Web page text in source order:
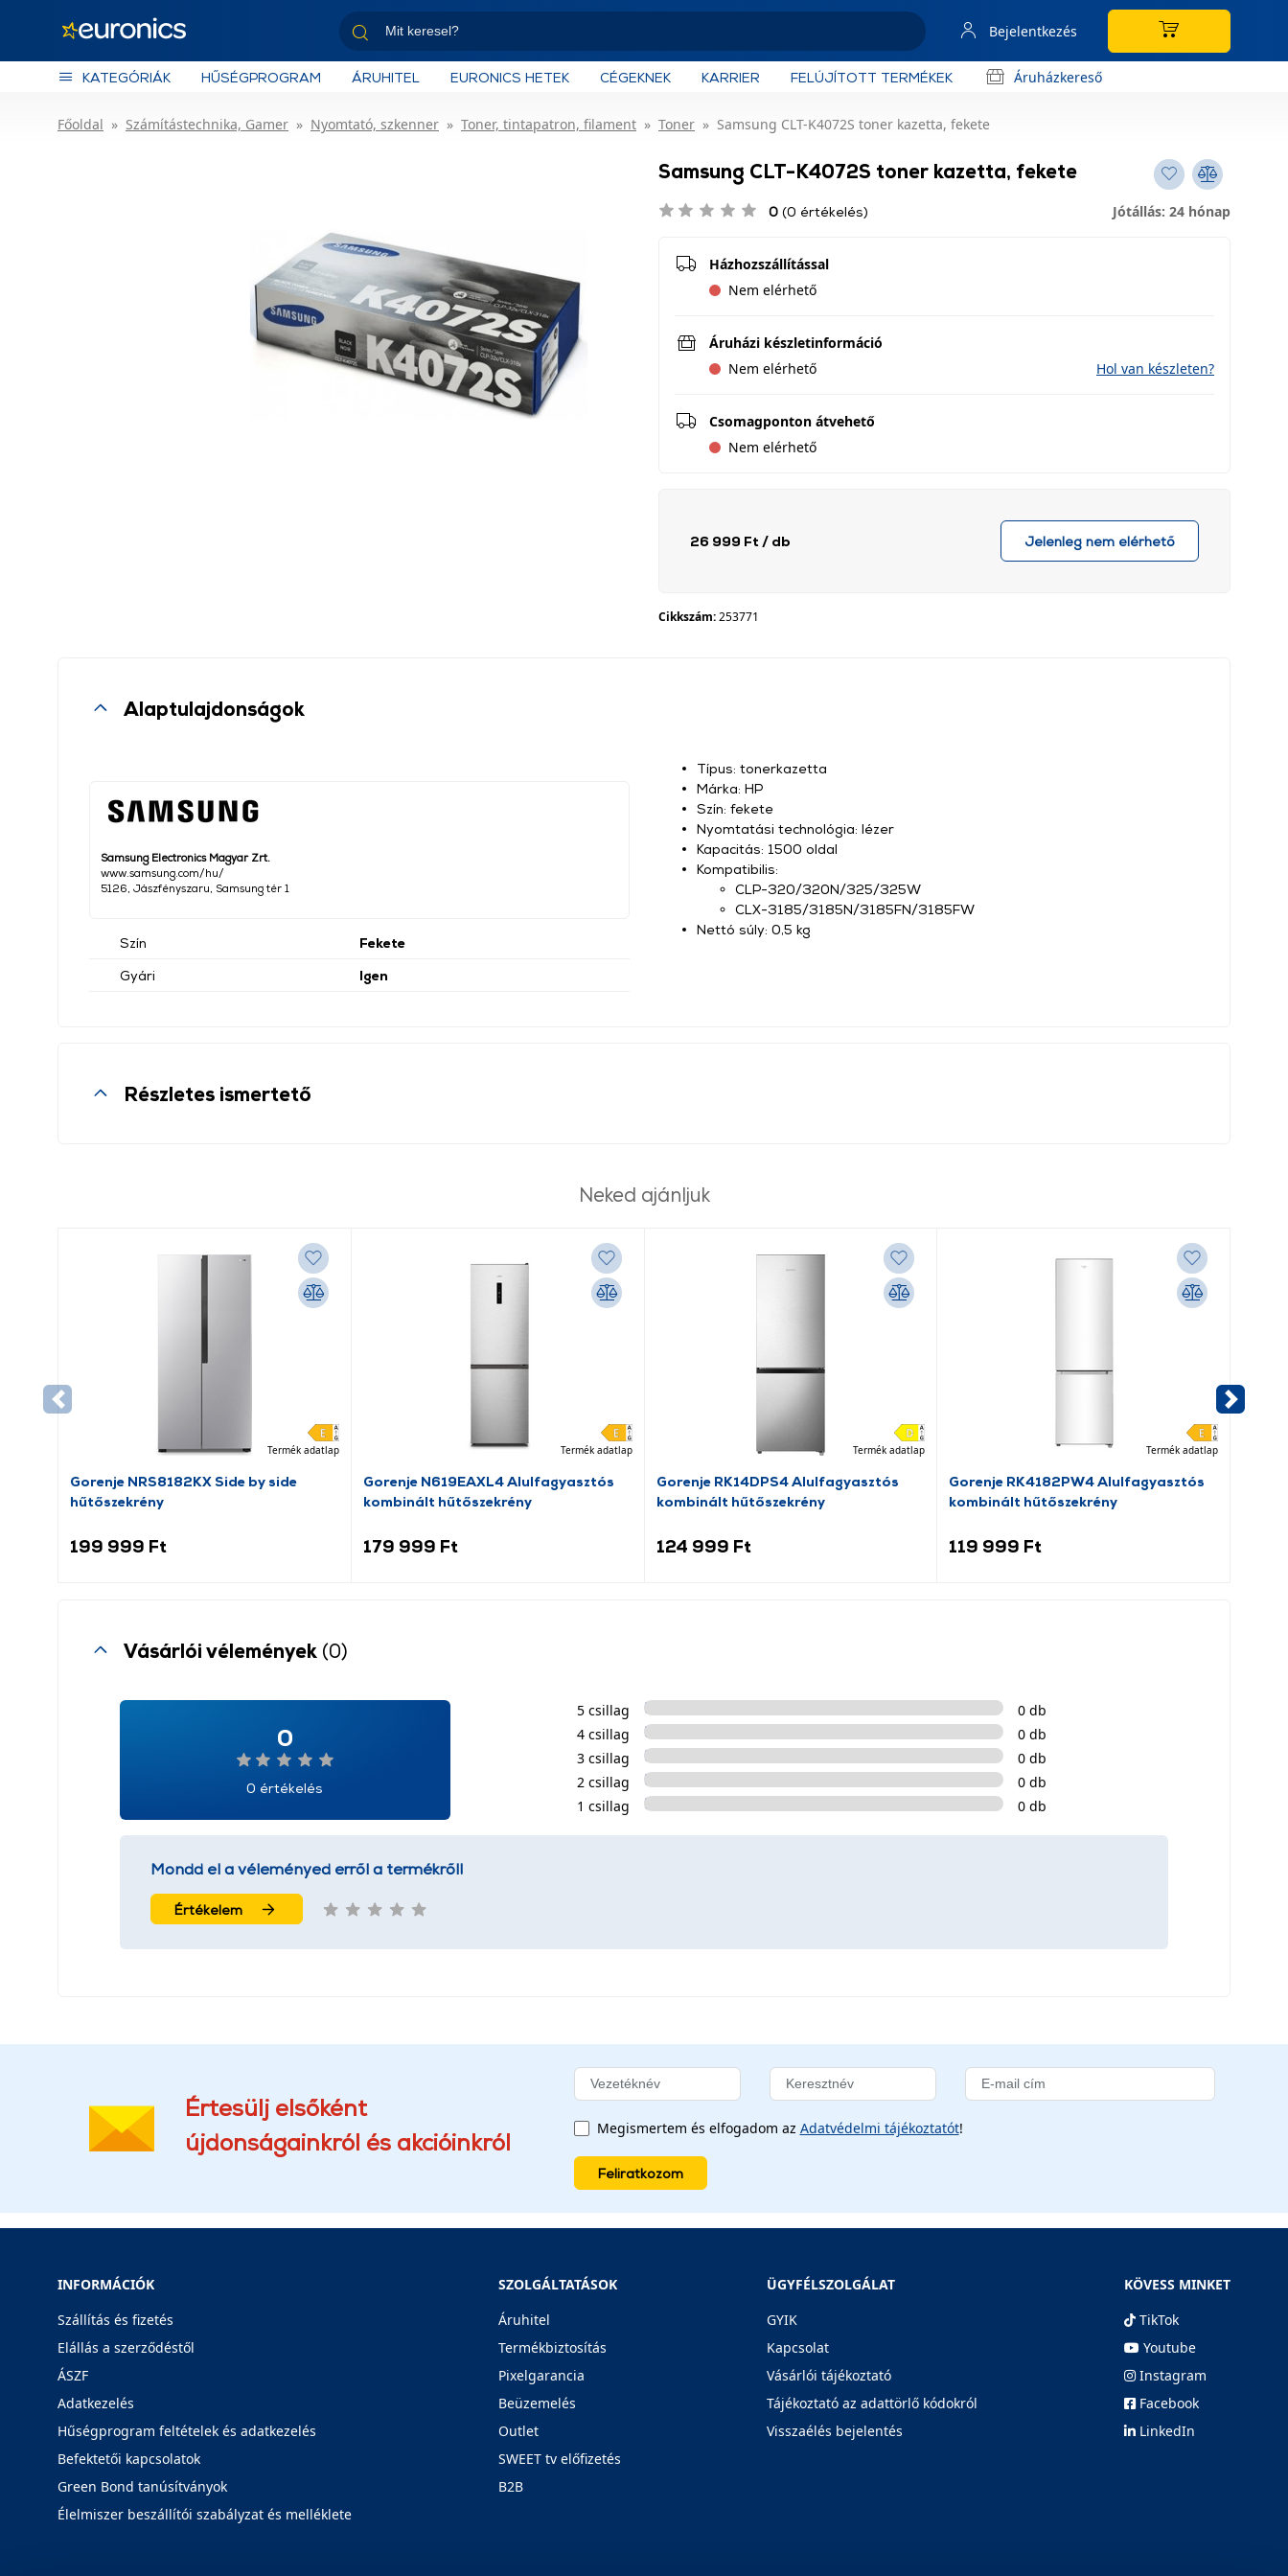
Bejelentkezés
KATEGÓRIÁK HŰSÉGPROGRAM ÁRUHITEL EURONICS HETEK CÉGEKNEK KARRIER FELÚJÍTOTT TERMÉKEK Áruházkereső
Főoldal Számítástechnika, Gamer Nyomtató, szkenner Toner, tintapatron, filament Toner Samsung CLT-K4072S toner kazetta, fekete
Samsung CLT-K4072S toner kazetta, fekete
0 (0 értékelés) Jótállás: 24 hónap
Házhozszállítással
Nem elérhető
Áruházi készletinformáció
Nem elérhető
Hol van készleten?
Csomagponton átvehető
Nem elérhető
26 999 Ft / db Jelenleg nem elérhető
Cikkszám:253771
Alaptulajdonságok
Samsung Electronics Magyar Zrt.
www.samsung.com/hu/
5126, Jászfényszaru, Samsung tér 1
Szín
Fekete
Gyári
Igen
Típus: tonerkazetta
Márka: HP
Szín: fekete
Nyomtatási technológia: lézer
Kapacitás: 1500 oldal
Kompatibilis:
CLP-320/320N/325/325W
CLX-3185/3185N/3185FN/3185FW
Nettó súly: 0,5 kg
Részletes ismertető
Neked ajánljuk
Termék adatlap
Gorenje NRS8182KX Side by side
hűtőszekrény
199 999 Ft
Termék adatlap
Gorenje N619EAXL4 Alulfagyasztós
kombinált hűtőszekrény
179 999 Ft
Termék adatlap
Gorenje RK14DPS4 Alulfagyasztós
kombinált hűtőszekrény
124 999 Ft
Termék adatlap
Gorenje RK4182PW4 Alulfagyasztós
kombinált hűtőszekrény
119 999 Ft
Vásárlói vélemények (0)
0
0 értékelés
5 csillag
0 db
4 csillag
0 db
3 csillag
0 db
2 csillag
0 db
1 csillag
0 db
Mondd el a véleményed erről a termékről!
Értékelem
Értesülj elsőként
újdonságainkról és akcióinkról
Megismertem és elfogadom az Adatvédelmi tájékoztatót!
Feliratkozom
INFORMÁCIÓK
Szállítás és fizetés
Elállás a szerződéstől
ÁSZF
Adatkezelés
Hűségprogram feltételek és adatkezelés
Befektetői kapcsolatok
Green Bond tanúsítványok
Élelmiszer beszállítói szabályzat és melléklete
SZOLGÁLTATÁSOK
Áruhitel
Termékbiztosítás
Pixelgarancia
Beüzemelés
Outlet
SWEET tv előfizetés
B2B
ÜGYFÉLSZOLGÁLAT
GYIK
Kapcsolat
Vásárlói tájékoztató
Tájékoztató az adattörlő kódokról
Visszaélés bejelentés
KÖVESS MINKET
TikTok
Youtube
Instagram
Facebook
LinkedIn